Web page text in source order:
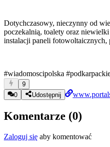
Dotychczasowy, nieczynny od
poczekalnią, toalety oraz
instalacji paneli fotowoltaicznych,
#wiadomoscipolska
9
0
Udostępnij
Komentarze (0)
Zaloguj się aby komentować